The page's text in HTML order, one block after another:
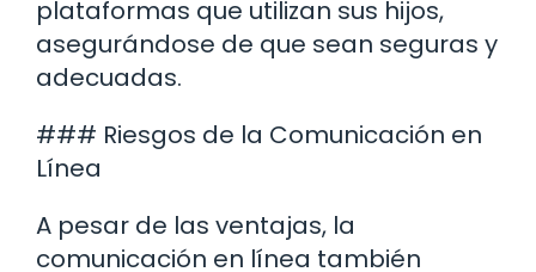
plataformas que utilizan sus hijos,
asegurándose de que sean seguras y
adecuadas.
### Riesgos de la Comunicación en
Línea
A pesar de las ventajas, la
comunicación en línea también